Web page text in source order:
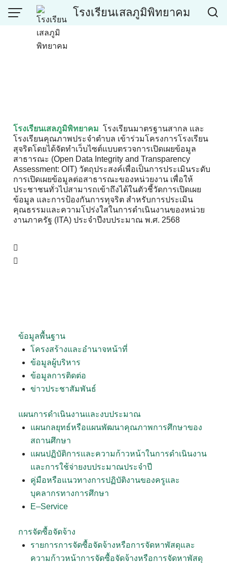
โรงเรียนเสลภูมิพิทยาคม
โรงเรียนเสลภูมิพิทยาคม โรงเรียนมาตรฐานสากล และ
โรงเรียนคุณภาพประจำตำบล เข้าร่วมโครงการโรงเรียน
สุจริตโดยได้จัดทำเว็บไซต์แบบตรวจการเปิดเผยข้อมูล
สาธารณะ (Open Data Integrity and Transparency
Assessment: OIT) วัตถุประสงค์เพื่อเป็นการประเมินระดับ
การเปิดเผยข้อมูลต่อสาธารณะของหน่วยงาน เพื่อให้
ประชาชนทั่วไปสามารถเข้าถึงได้ในตัวชี้วัดการเปิดเผย
ข้อมูล และการป้องกันการทุจริต สำหรับการประเมิน
คุณธรรมและความโปร่งใสในการดำเนินงานของหน่วย
งานภาครัฐ (ITA) ประจำปีงบประมาณ พ.ศ. 2568
ข้อมูลพื้นฐาน
โครงสร้างและอำนาจหน้าที่
ข้อมูลผู้บริหาร
ข้อมูลการติดต่อ
ข่าวประชาสัมพันธ์
แผนการดำเนินงานและงบประมาณ
แผนกลยุทธ์หรือแผนพัฒนาคุณภาพการศึกษาของ
สถานศึกษา
แผนปฏิบัติการและความก้าวหน้าในการดำเนินงาน
และการใช้จ่ายงบประมาณประจำปี
คู่มือหรือแนวทางการปฏิบัติงานของครูและ
บุคลากรทางการศึกษา
E–Service
การจัดซื้อจัดจ้าง
รายการการจัดซื้อจัดจ้างหรือการจัดหาพัสดุและ
ความก้าวหน้าการจัดซื้อจัดจ้างหรือการจัดหาพัสดุ